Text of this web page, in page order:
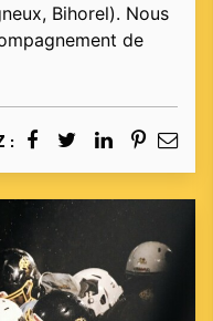
Bihorel). Nous
de
: